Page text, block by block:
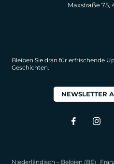
Maxstraße 75,
Bleiben Sie dran für erfrischende
Geschichten.
NEWSLETTER
Niederländisch – Belgien (BE)